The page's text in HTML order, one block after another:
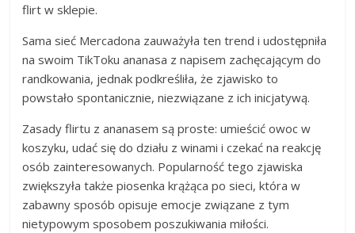
flirt w sklepie.
Sama sieć Mercadona zauważyła ten trend i udostępniła
na swoim TikToku ananasa z napisem zachęcającym do
randkowania, jednak podkreśliła, że zjawisko to
powstało spontanicznie, niezwiązane z ich inicjatywą.
Zasady flirtu z ananasem są proste: umieścić owoc w
koszyku, udać się do działu z winami i czekać na reakcję
osób zainteresowanych. Popularność tego zjawiska
zwiększyła także piosenka krążąca po sieci, która w
zabawny sposób opisuje emocje związane z tym
nietypowym sposobem poszukiwania miłości.